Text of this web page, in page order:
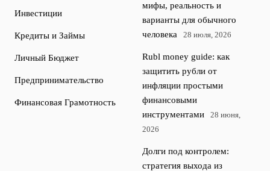
Инвестиции
Кредиты и Займы
Личный Бюджет
Предпринимательство
Финансовая Грамотность
мифы, реальность и
варианты для обычного
человека
28 июля, 2026
Rubl money guide: как
защитить рубли от
инфляции простыми
финансовыми
инструментами
28 июня,
2026
Долги под контролем:
стратегия выхода из